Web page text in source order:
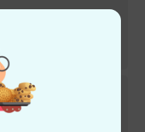
Bb-Clarinet 19/6